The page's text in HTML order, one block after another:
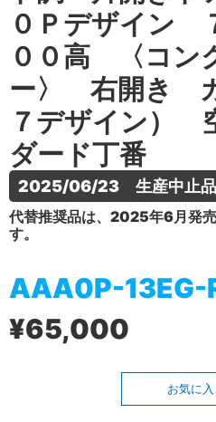
０Ｐデザイン
００高 〈コン
ー〉 右開き
７デザイン）
ダード丁番
2025/06/23　生産中止品
代替推奨品は、2025年6月発
す。
AAA0P-13EG-
¥65,000
お気に入